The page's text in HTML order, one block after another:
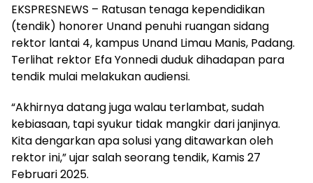
EKSPRESNEWS – Ratusan tenaga kependidikan
(tendik) honorer Unand penuhi ruangan sidang
rektor lantai 4, kampus Unand Limau Manis, Padang.
Terlihat rektor Efa Yonnedi duduk dihadapan para
tendik mulai melakukan audiensi.
“Akhirnya datang juga walau terlambat, sudah
kebiasaan, tapi syukur tidak mangkir dari janjinya.
Kita dengarkan apa solusi yang ditawarkan oleh
rektor ini,” ujar salah seorang tendik, Kamis 27
Februari 2025.